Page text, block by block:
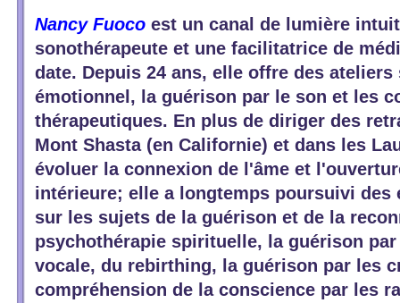
Nancy Fuoco est un canal de lumière
sonothérapeute et une facilitatrice de
date. Depuis 24 ans, elle offre des
émotionnel, la guérison par le son et les
thérapeutiques. En plus de diriger des
Mont Shasta (en Californie) et dans les
évoluer la connexion de l'âme et
intérieure; elle a longtemps poursuivi des
sur les sujets de la guérison et de la
psychothérapie spirituelle, la guérison
vocale, du rebirthing, la guérison par les
compréhension de la conscience par les